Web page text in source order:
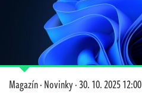
Magazín·Novinky·30. 10. 2025 12:00